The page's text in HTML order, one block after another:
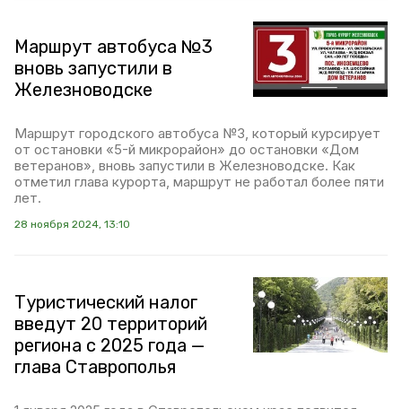
Маршрут автобуса №3
вновь запустили в
Железноводске
Маршрут городского автобуса №3, который курсирует
от остановки «5-й микрорайон» до остановки «Дом
ветеранов», вновь запустили в Железноводске. Как
отметил глава курорта, маршрут не работал более пяти
лет.
28 ноября 2024, 13:10
Туристический налог
введут 20 территорий
региона с 2025 года —
глава Ставрополья